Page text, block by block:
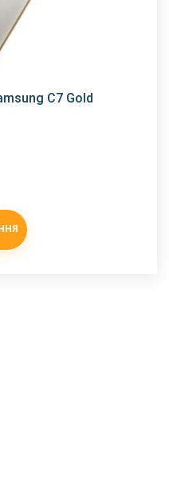
C7 Gold